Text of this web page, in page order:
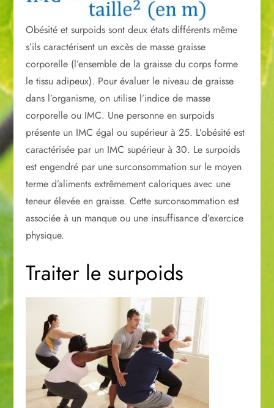
Obésité et surpoids sont deux états différents même
s’ils caractérisent un excès de masse graisse
corporelle (l’ensemble de la graisse du corps forme
le tissu adipeux). Pour évaluer le niveau de graisse
dans l’organisme, on utilise l’indice de masse
corporelle ou IMC. Une personne en surpoids
présente un IMC égal ou supérieur à 25. L’obésité est
caractérisée par un IMC supérieur à 30. Le surpoids
est engendré par une surconsommation sur le moyen
terme d’aliments extrêmement caloriques avec une
teneur élevée en graisse. Cette surconsommation est
associée à un manque ou une insuffisance d’exercice
physique.
Traiter le surpoids